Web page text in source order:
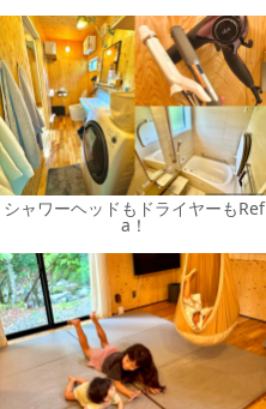
シャワーヘッドもドライヤーもRef
a！